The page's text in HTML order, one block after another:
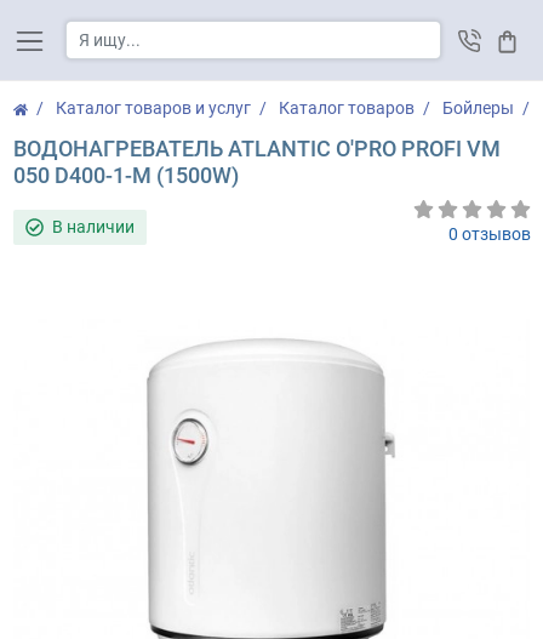
Каталог товаров и услуг Каталог товаров Бойлеры
ВОДОНАГРЕВАТЕЛЬ ATLANTIC O'PRO PROFI VM
050 D400-1-M (1500W)
В наличии 0 отзывов